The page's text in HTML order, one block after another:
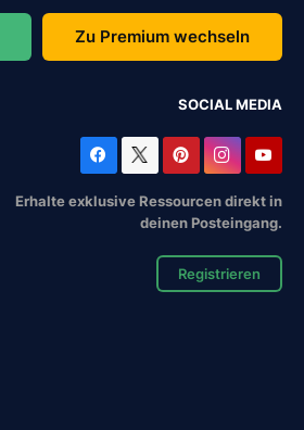
Zu Premium wechseln
SOCIAL MEDIA
Erhalte exklusive Ressourcen direkt in
deinen Posteingang.
Registrieren